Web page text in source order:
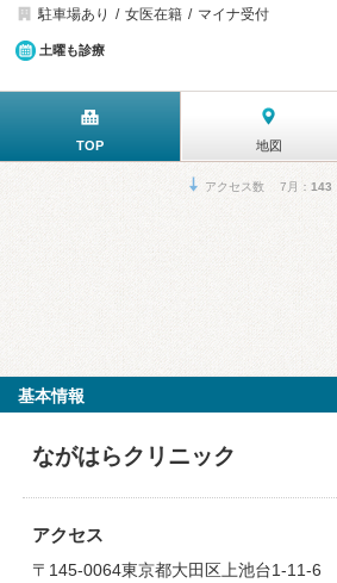
駐車場あり
女医在籍 マイナ受付
土曜も診療
TOP 地図
アクセス数 7月： 143
基本情報
ながはらクリニック
アクセス
〒145-0064東京都大田区上池台1-11-6